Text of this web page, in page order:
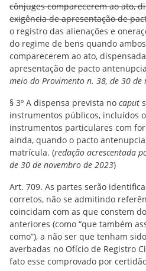
cônjuges comparecerem ao ato,
exigência de apresentação de
o registro das alienações e
do regime de bens quando
comparecerem ao ato,
apresentação de pacto
meio do Provimento n. 38, de 30 de
§ 3º A dispensa prevista no caput
instrumentos públicos, incluídos
instrumentos particulares com
ainda, quando o pacto
matrícula. (redação acrescentada
de 30 de novembro de 2023)
Art. 709. As partes serão
corretos, não se admitindo
coincidam com as que constem
anteriores (como “que também
como”), a não ser que tenham
averbadas no Ofício de Registro
fato esse comprovado por